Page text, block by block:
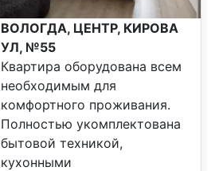
ВОЛОГДА, ЦЕНТР, КИРОВА
УЛ, №55
Квартира оборудована всем
необходимым для
комфортного проживания.
Полностью укомплектована
бытовой техникой,
кухонными